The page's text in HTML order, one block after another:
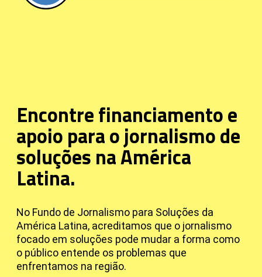
Encontre financiamento e
apoio para o jornalismo de
soluções na América
Latina.
No Fundo de Jornalismo para Soluções da
América Latina, acreditamos que o jornalismo
focado em soluções pode mudar a forma como
o público entende os problemas que
enfrentamos na região.